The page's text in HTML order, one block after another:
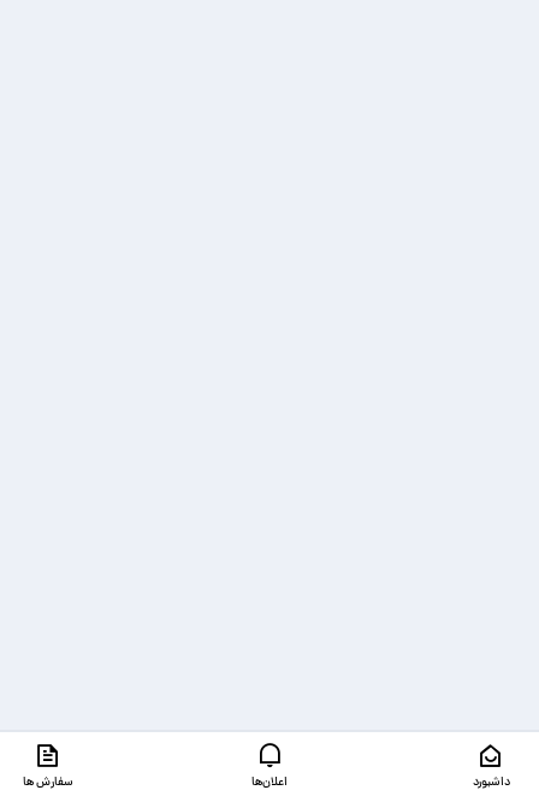
داشبورد اعلان‌ها سفارش ها